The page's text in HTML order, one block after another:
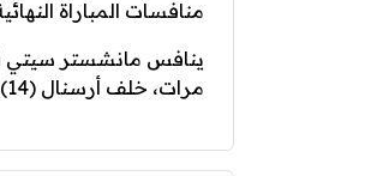
منافسات المباراة
ينافس مانشستر سيتي
مرات، خلف أرسنال (14)، ومانشستر يونايتد (13)، وتشيلسي، وليفربول، وتوتنهام (8 ).